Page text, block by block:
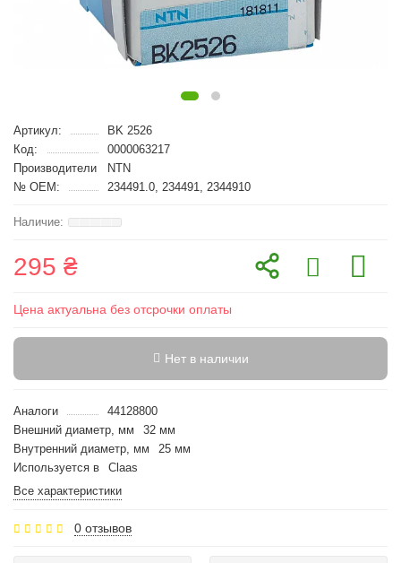
Артикул:
BK 2526
Код:
0000063217
Производители
NTN
№ OEM:
234491.0, 234491, 2344910
295 ₴
Цена актуальна без отсрочки оплаты
Нет в наличии
Аналоги
44128800
Внешний диаметр, мм
32 мм
Внутренний диаметр, мм
25 мм
Используется в
Claas
Все характеристики
0 отзывов